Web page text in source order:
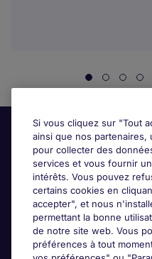
Candidats
Si vous cliquez sur "Tout
ainsi que nos
pour collecter des
services et vous fournir
intérêts. Vous pouvez
certains cookies en
accepter", et nous
permettant la bonne
de notre site web. Vous
préférences à tout